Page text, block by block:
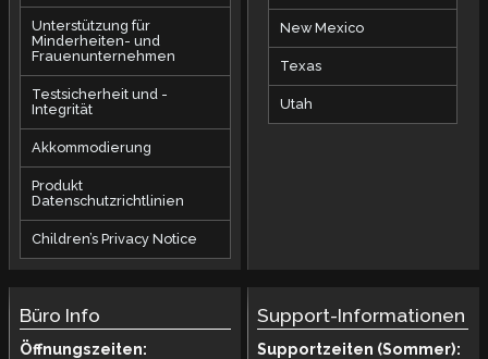
Unterstützung für
Minderheiten- und
Frauenunternehmen
Testsicherheit und -
Integrität
Akkommodierung
Produkt
Datenschutzrichtlinien
Children’s Privacy Notice
New Mexico
Texas
Utah
Büro Info
Öffnungszeiten:
Support-Informationen
Supportzeiten (Sommer):